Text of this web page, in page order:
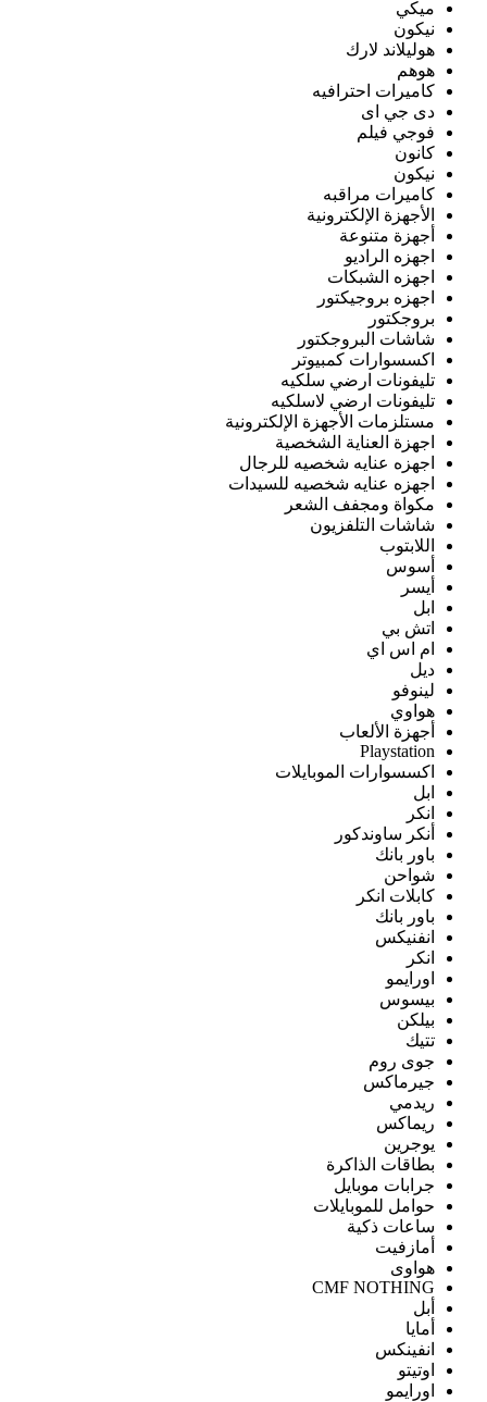
ميكي
نيكون
هوليلاند لارك
هوهم
كاميرات احترافيه
دى جي اى
فوجي فيلم
كانون
نيكون
كاميرات مراقبه
الأجهزة الإلكترونية
أجهزة متنوعة
اجهزه الراديو
اجهزه الشبكات
اجهزه بروجيكتور
بروجكتور
شاشات البروجكتور
اكسسوارات كمبيوتر
تليفونات ارضي سلكيه
تليفونات ارضي لاسلكيه
مستلزمات الأجهزة الإلكترونية
اجهزة العناية الشخصية
اجهزه عنايه شخصيه للرجال
اجهزه عنايه شخصيه للسيدات
مكواة ومجفف الشعر
شاشات التلفزيون
اللابتوب
أسوس
أيسر
ابل
اتش بي
ام اس اي
ديل
لينوفو
هواوي
أجهزة الألعاب
Playstation
اكسسوارات الموبايلات
ابل
انكر
أنكر ساوندكور
باور بانك
شواحن
كابلات انكر
باور بانك
انفنيكس
انكر
اورايمو
بيسوس
بيلكن
تتيك
جوى روم
جيرماكس
ريدمي
ريماكس
يوجرين
بطاقات الذاكرة
جرابات موبايل
حوامل للموبايلات
ساعات ذكية
أمازفيت
هواوى
CMF NOTHING
أبل
أمايا
انفينكس
اوتيتو
اورايمو